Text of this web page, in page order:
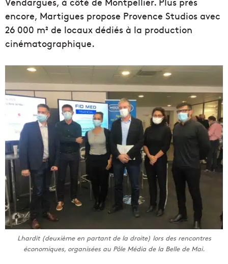
encore, Martigues propose Provence Studios avec
26 000 m² de locaux dédiés à la production
cinématographique.
Lhardit (deuxième en partant de la droite) lors des rencontres
économiques, organisées au Pôle Média de la Belle de Mai.